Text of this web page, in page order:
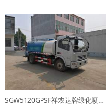
SGW5120GPSF祥农达牌绿化喷洒车